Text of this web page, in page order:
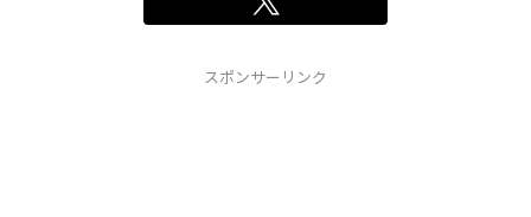
スポンサーリンク